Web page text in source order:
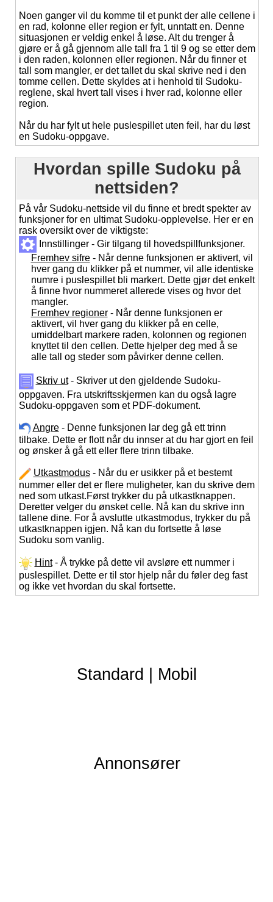
Noen ganger vil du komme til et punkt der alle cellene i
en rad, kolonne eller region er fylt, unntatt en. Denne
situasjonen er veldig enkel å løse. Alt du trenger å
gjøre er å gå gjennom alle tall fra 1 til 9 og se etter dem
i den raden, kolonnen eller regionen. Når du finner et
tall som mangler, er det tallet du skal skrive ned i den
tomme cellen. Dette skyldes at i henhold til Sudoku-
reglene, skal hvert tall vises i hver rad, kolonne eller
region.
Når du har fylt ut hele puslespillet uten feil, har du løst
en Sudoku-oppgave.
Hvordan spille Sudoku på
nettsiden?
På vår Sudoku-nettside vil du finne et bredt spekter av
funksjoner for en ultimat Sudoku-opplevelse. Her er en
rask oversikt over de viktigste:
Innstillinger - Gir tilgang til hovedspillfunksjoner.
Fremhev sifre- Når denne funksjonen er aktivert, vil
hver gang du klikker på et nummer, vil alle identiske
numre i puslespillet bli markert. Dette gjør det enkelt
å finne hvor nummeret allerede vises og hvor det
mangler.
Fremhev regioner- Når denne funksjonen er
aktivert, vil hver gang du klikker på en celle,
umiddelbart markere raden, kolonnen og regionen
knyttet til den cellen. Dette hjelper deg med å se
alle tall og steder som påvirker denne cellen.
Skriv ut- Skriver ut den gjeldende Sudoku-
oppgaven. Fra utskriftsskjermen kan du også lagre
Sudoku-oppgaven som et PDF-dokument.
Angre- Denne funksjonen lar deg gå ett trinn
tilbake. Dette er flott når du innser at du har gjort en feil
og ønsker å gå ett eller flere trinn tilbake.
Utkastmodus- Når du er usikker på et bestemt
nummer eller det er flere muligheter, kan du skrive dem
ned som utkast.Først trykker du på utkastknappen.
Deretter velger du ønsket celle. Nå kan du skrive inn
tallene dine. For å avslutte utkastmodus, trykker du på
utkastknappen igjen. Nå kan du fortsette å løse
Sudoku som vanlig.
Hint- Å trykke på dette vil avsløre ett nummer i
puslespillet. Dette er til stor hjelp når du føler deg fast
og ikke vet hvordan du skal fortsette.
Standard Mobil
Annonsører